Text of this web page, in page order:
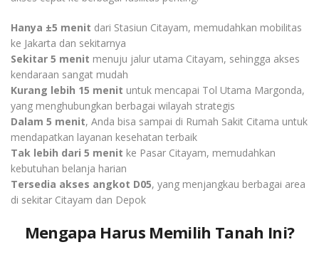
Hanya ±5 menit
dari Stasiun Citayam, memudahkan mobilitas
ke Jakarta dan sekitarnya
Sekitar 5 menit
menuju jalur utama Citayam, sehingga akses
kendaraan sangat mudah
Kurang lebih 15 menit
untuk mencapai Tol Utama Margonda,
yang menghubungkan berbagai wilayah strategis
Dalam 5 menit , Anda bisa sampai di Rumah Sakit Citama untuk
mendapatkan layanan kesehatan terbaik
Tak lebih dari 5 menit ke Pasar Citayam, memudahkan
kebutuhan belanja harian
Tersedia akses angkot D05 , yang menjangkau berbagai area
di sekitar Citayam dan Depok
Mengapa Harus Memilih Tanah Ini?